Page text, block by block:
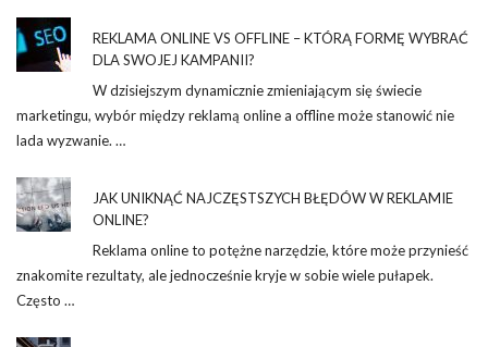
REKLAMA ONLINE VS OFFLINE – KTÓRĄ FORMĘ WYBRAĆ
DLA SWOJEJ KAMPANII?
W dzisiejszym dynamicznie zmieniającym się świecie
marketingu, wybór między reklamą online a offline może stanowić nie
lada wyzwanie. …
JAK UNIKNĄĆ NAJCZĘSTSZYCH BŁĘDÓW W REKLAMIE
ONLINE?
Reklama online to potężne narzędzie, które może przynieść
znakomite rezultaty, ale jednocześnie kryje w sobie wiele pułapek.
Często …